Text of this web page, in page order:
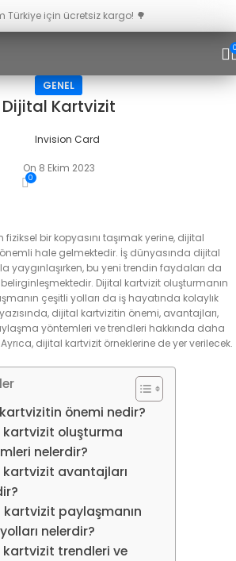
Türkiye için ücretsiz kargo! 🌳
GENEL
Dijital Kartvizit
Invision Card
On 8 Ekim 2023
0
bir kopyasını taşımak yerine, dijital
hale gelmektedir. İş dünyasında dijital
yaygınlaşırken, bu yeni trendin faydaları da
Dijital kartvizit oluşturmanın
çeşitli yolları da iş hayatında kolaylık
dijital kartvizitin önemi, avantajları,
yöntemleri ve trendleri hakkında daha
dijital kartvizit örneklerine de yer verilecek.
önemi nedir?
kartvizit oluşturma
nelerdir?
kartvizit avantajları
kartvizit paylaşmanın
nelerdir?
kartvizit trendleri ve